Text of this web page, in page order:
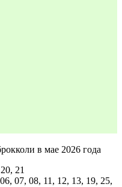
в мае 2026 года
21
07, 08, 11, 12, 13, 19, 25,